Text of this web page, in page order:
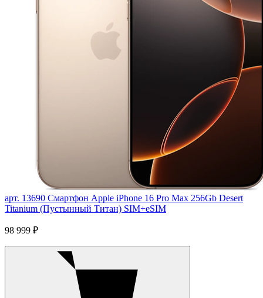
арт. 13690 Смартфон Apple iPhone 16 Pro Max 256Gb Desert
Titanium (Пустынный Титан) SIM+eSIM
98 999 ₽